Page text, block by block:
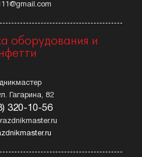
оборудования и
Гагарина, 82
320-10-56